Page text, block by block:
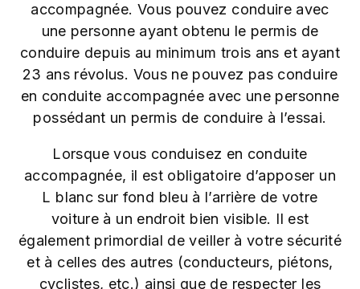
accompagnée. Vous pouvez conduire avec
une personne ayant obtenu le permis de
conduire depuis au minimum trois ans et ayant
23 ans révolus. Vous ne pouvez pas conduire
en conduite accompagnée avec une personne
possédant un permis de conduire à l’essai.
Lorsque vous conduisez en conduite
accompagnée, il est obligatoire d’apposer un
L blanc sur fond bleu à l’arrière de votre
voiture à un endroit bien visible. Il est
également primordial de veiller à votre sécurité
et à celles des autres (conducteurs, piétons,
cyclistes, etc.) ainsi que de respecter les